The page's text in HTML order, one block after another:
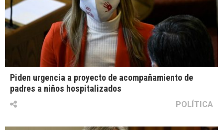
Piden urgencia a proyecto de acompañamiento de
padres a niños hospitalizados
POLÍTICA